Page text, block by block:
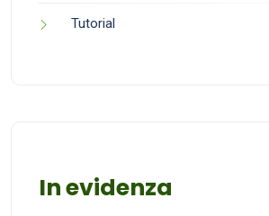
Tutorial
In evidenza